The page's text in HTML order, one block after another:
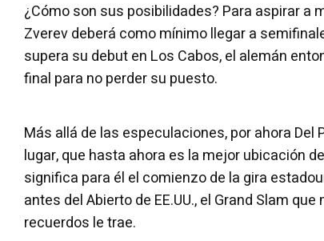
¿Cómo son sus posibilidades? Para aspirar a
Zverev deberá como mínimo llegar a
supera su debut en Los Cabos, el alemán
final para no perder su puesto.
Más allá de las especulaciones, por ahora
lugar, que hasta ahora es la mejor ubicación
significa para él el comienzo de la gira
antes del Abierto de EE.UU., el Grand Slam
recuerdos le trae.